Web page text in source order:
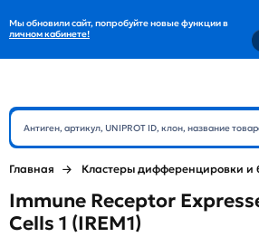
Мы обновили сайт, попробуйте новые функции в
личном кабинете!
Главная Кластеры дифференцировки и
Immune Receptor
Cells 1 (IREM1)